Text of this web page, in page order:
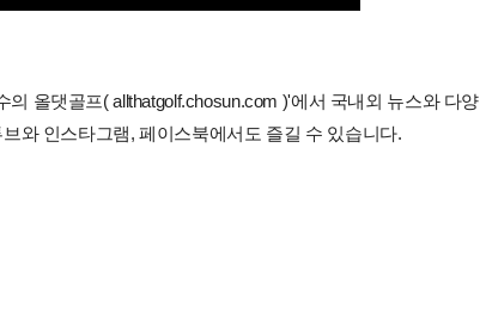
올댓골프( allthatgolf.chosun.com )'에서 국내외 뉴스와 다양
와 인스타그램, 페이스북에서도 즐길 수 있습니다.